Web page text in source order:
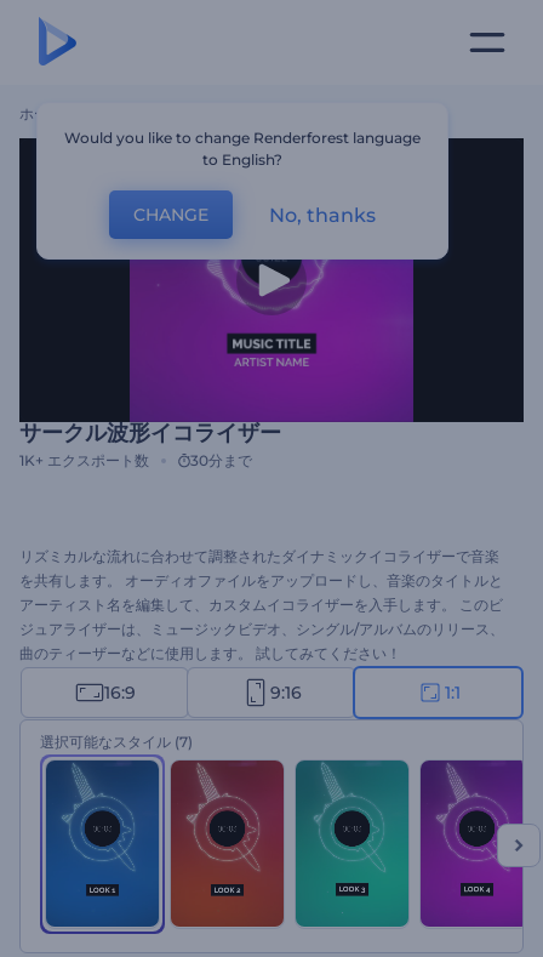
ホーム
サークル波形イコライザー
1K+ エクスポート数 30分まで
リズミカルな流れに合わせて調整されたダイナミックイコライザーで音楽
を共有します。 オーディオファイルをアップロードし、音楽のタイトルと
アーティスト名を編集して、カスタムイコライザーを入手します。 このビ
ジュアライザーは、ミュージックビデオ、シングル/アルバムのリリース、
曲のティーザーなどに使用します。 試してみてください！
16:9 9:16 1:1
選択可能なスタイル (7)
Would you like to change Renderforest language
to English?
CHANGE No, thanks